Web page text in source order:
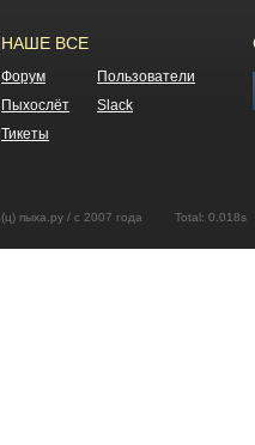
НАШЕ ВСЕ
Форум
Пользователи
Пыхослёт
Slack
Тикеты
(ц) пыха.ру / с 2007 года Total: